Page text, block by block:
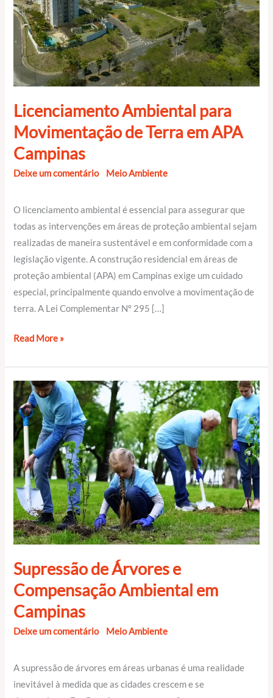
Licenciamento Ambiental para
Movimentação de Terra em APA
Campinas
Deixe um comentário Meio Ambiente
O licenciamento ambiental é essencial para assegurar que
todas as intervenções em áreas de proteção ambiental sejam
realizadas de maneira sustentável e em conformidade com a
legislação vigente. A construção residencial em áreas de
proteção ambiental (APA) em Campinas exige um cuidado
especial, principalmente quando envolve a movimentação de
terra. A Lei Complementar Nº 295 […]
Terra
em
APA
Campinas
Read More »
Supressão de Árvores e
Compensação Ambiental em
Campinas
Deixe um comentário Meio Ambiente
A supressão de árvores em áreas urbanas é uma realidade
inevitável à medida que as cidades crescem e se
Supressão
de
Árvores
e
Compensação
Ambiental
em
Campinas